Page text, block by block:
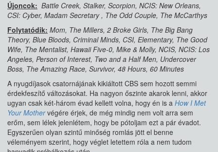
Újoncok: Battle Creek, Stalker, Scorpion, NCIS: New Orleans,
CSI: Cyber, Madam Secretary , The Odd Couple, The McCarthys
Folytatódik: Mom, The Millers, 2 Broke Girls, The Big Bang
Theory, Blue Bloods, Criminal Minds, CSI, Elementary, The Good
Wife, The Mentalist, Hawaii Five-0, Mike & Molly, NCIS, NCIS: Los
Angeles, Person of Interest, Two and a Half Men, Undercover
Boss, The Amazing Race, Survivor, 48 Hours, 60 Minutes
A nyugdíjasok csatornájának kikiáltott CBS sem hozott semmi
érdekfeszítő változásokat. Ha nagyon őszinte akarok lenni, akkor
ugyan csak két-három évad kellett volna, hogy én is a How I Met
Your Mothervégére érjek, de még mindig nem volt arra sem
erőm, sem lélek jelenlétem, hogy be pótoljam ezt a pár évadot.
Egyszerűen olyan szintű minőség romlás jött el benne
véleményem szerint, hogy véglet letettem róla a nem tudom